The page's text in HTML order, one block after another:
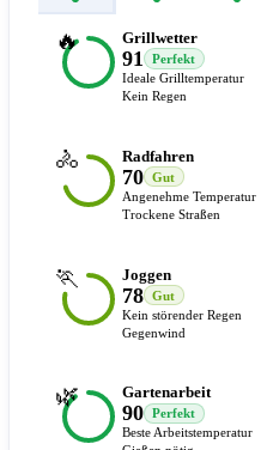
🔥 Grillwetter
91
Perfekt
Ideale Grilltemperatur
Kein Regen
🚴 Radfahren
70
Gut
Angenehme Temperatur
Trockene Straßen
🏃 Joggen
78
Gut
Kein störender Regen
Gegenwind
🌿 Gartenarbeit
90
Perfekt
Beste Arbeitstemperatur